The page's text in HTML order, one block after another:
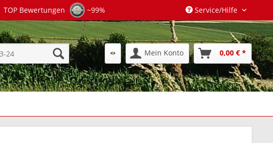
TOP Bewertungen ~99% Service/Hilfe
Mein Konto 0,00 € *